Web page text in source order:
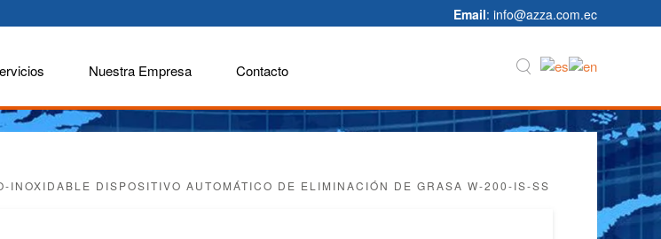
Email: info@azza.com.ec
Nuestra Empresa Contacto
INOXIDABLE DISPOSITIVO AUTOMÁTICO DE ELIMINACIÓN DE GRASA W-200-IS-SS